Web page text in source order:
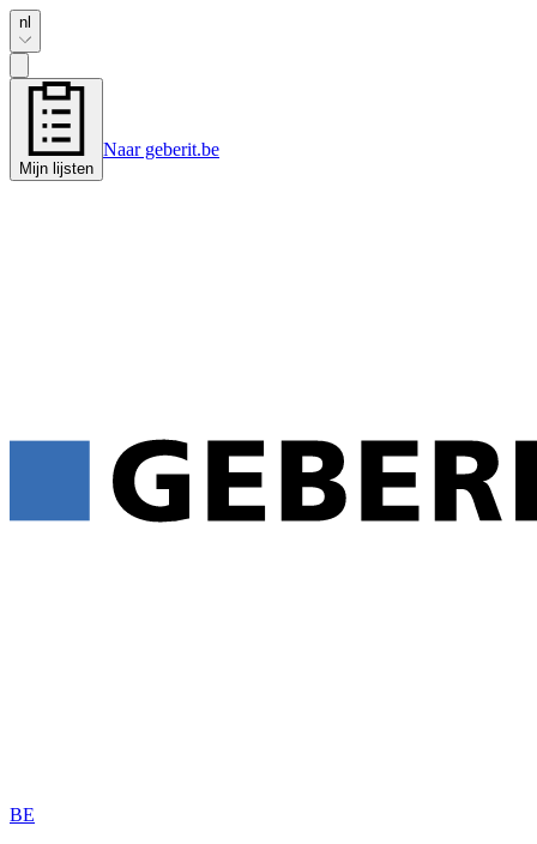
nl
Mijn lijsten
Naar geberit.be
BE